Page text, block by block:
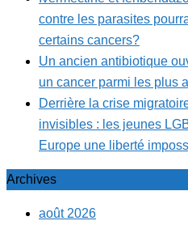
contre les parasites
certains cancers?
Un ancien antibiotique
un cancer parmi les plus
Derrière la crise
invisibles : les jeunes
Europe une liberté
Archives
août 2026